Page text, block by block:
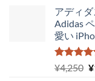
アディ
Adidas
愛い
5段階中
5.00
の評
¥4,250 ¥